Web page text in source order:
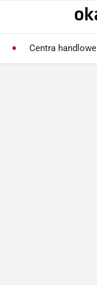
Centra handlowe